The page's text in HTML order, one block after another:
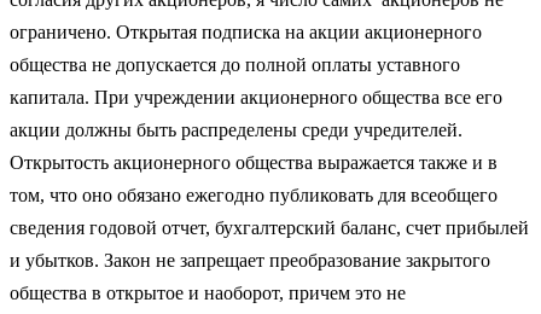
ограничено. Открытая подписка на акции акционерного
общества не допускается до полной оплаты уставного
капитала. При учреждении акционерного общества все его
акции должны быть распределены среди учредителей.
Открытость акционерного общества выражается также и в
том, что оно обязано ежегодно публиковать для всеобщего
сведения годовой отчет, бухгалтерский баланс, счет прибылей
и убытков. Закон не запрещает преобразование закрытого
общества в открытое и наоборот, причем это не